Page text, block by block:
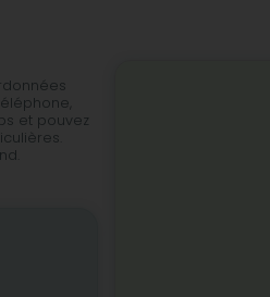
et pouvez